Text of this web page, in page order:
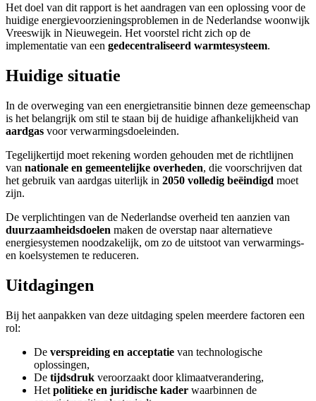
Het doel van dit rapport is het aandragen van een oplossing voor de
huidige energievoorzieningsproblemen in de Nederlandse woonwijk
Vreeswijk in Nieuwegein. Het voorstel richt zich op de
implementatie van een gedecentraliseerd warmtesysteem.
Huidige situatie
In de overweging van een energietransitie binnen deze gemeenschap
is het belangrijk om stil te staan bij de huidige afhankelijkheid van
aardgas voor verwarmingsdoeleinden.
Tegelijkertijd moet rekening worden gehouden met de richtlijnen
van nationale en gemeentelijke overheden, die voorschrijven dat
het gebruik van aardgas uiterlijk in 2050 volledig beëindigd moet
zijn.
De verplichtingen van de Nederlandse overheid ten aanzien van
duurzaamheidsdoelen maken de overstap naar alternatieve
energiesystemen noodzakelijk, om zo de uitstoot van verwarmings-
en koelsystemen te reduceren.
Uitdagingen
Bij het aanpakken van deze uitdaging spelen meerdere factoren een
rol:
De verspreiding en acceptatie van technologische
oplossingen,
De tijdsdruk veroorzaakt door klimaatverandering,
Het politieke en juridische kader waarbinnen de